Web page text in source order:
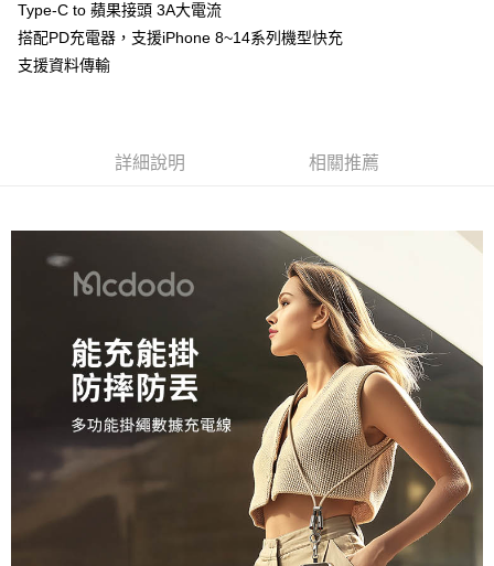
Type-C to 蘋果接頭 3A大電流
搭配PD充電器，支援iPhone 8~14系列機型快充
支援資料傳輸
詳細說明 相關推薦